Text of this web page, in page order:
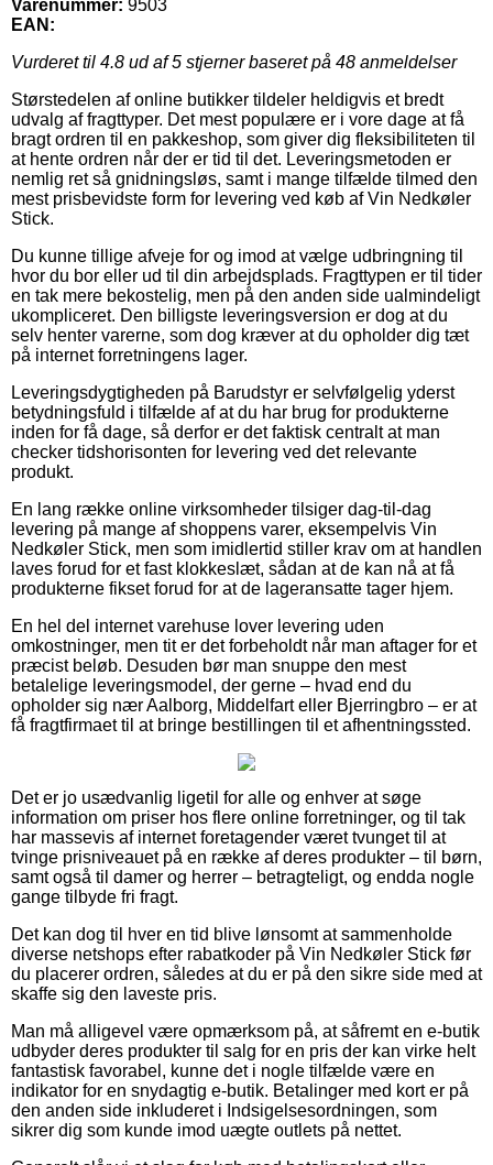
Varenummer: 9503
EAN:
Vurderet til 4.8 ud af 5 stjerner baseret på 48 anmeldelser
Størstedelen af online butikker tildeler heldigvis et bredt
udvalg af fragttyper. Det mest populære er i vore dage at få
bragt ordren til en pakkeshop, som giver dig fleksibiliteten til
at hente ordren når der er tid til det. Leveringsmetoden er
nemlig ret så gnidningsløs, samt i mange tilfælde tilmed den
mest prisbevidste form for levering ved køb af Vin Nedkøler
Stick.
Du kunne tillige afveje for og imod at vælge udbringning til
hvor du bor eller ud til din arbejdsplads. Fragttypen er til tider
en tak mere bekostelig, men på den anden side ualmindeligt
ukompliceret. Den billigste leveringsversion er dog at du
selv henter varerne, som dog kræver at du opholder dig tæt
på internet forretningens lager.
Leveringsdygtigheden på Barudstyr er selvfølgelig yderst
betydningsfuld i tilfælde af at du har brug for produkterne
inden for få dage, så derfor er det faktisk centralt at man
checker tidshorisonten for levering ved det relevante
produkt.
En lang række online virksomheder tilsiger dag-til-dag
levering på mange af shoppens varer, eksempelvis Vin
Nedkøler Stick, men som imidlertid stiller krav om at handlen
laves forud for et fast klokkeslæt, sådan at de kan nå at få
produkterne fikset forud for at de lageransatte tager hjem.
En hel del internet varehuse lover levering uden
omkostninger, men tit er det forbeholdt når man aftager for et
præcist beløb. Desuden bør man snuppe den mest
betalelige leveringsmodel, der gerne – hvad end du
opholder sig nær Aalborg, Middelfart eller Bjerringbro – er at
få fragtfirmaet til at bringe bestillingen til et afhentningssted.
Det er jo usædvanlig ligetil for alle og enhver at søge
information om priser hos flere online forretninger, og til tak
har massevis af internet foretagender været tvunget til at
tvinge prisniveauet på en række af deres produkter – til børn,
samt også til damer og herrer – betragteligt, og endda nogle
gange tilbyde fri fragt.
Det kan dog til hver en tid blive lønsomt at sammenholde
diverse netshops efter rabatkoder på Vin Nedkøler Stick før
du placerer ordren, således at du er på den sikre side med at
skaffe sig den laveste pris.
Man må alligevel være opmærksom på, at såfremt en e-butik
udbyder deres produkter til salg for en pris der kan virke helt
fantastisk favorabel, kunne det i nogle tilfælde være en
indikator for en snydagtig e-butik. Betalinger med kort er på
den anden side inkluderet i Indsigelsesordningen, som
sikrer dig som kunde imod uægte outlets på nettet.